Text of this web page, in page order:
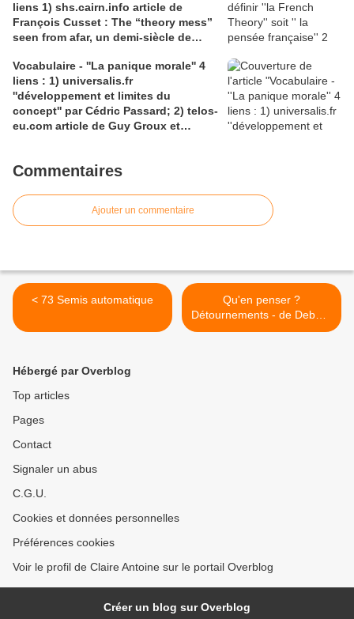
liens 1) shs.cairn.info article de
François Cusset : The “theory mess”
seen from afar, un demi-siècle de
tracts.gallimard.fr ''La haine de
l'émancipation...'', François Cusset
Vocabulaire - ''La panique morale'' 4
liens : 1) universalis.fr
''développement et limites du
concept'' par Cédric Passard; 2) telos-
eu.com article de Guy Groux et
pour le compte rendu d'Arnaud
''la panique morale'';4) shs.cairn.info,
Pierre De Visscher : ''Craintes, peurs,
Commentaires
Ajouter un commentaire
< 73 Semis automatique
Qu'en penser ?
Détournements - de Debord
et Wolman à Attali Extraits
Hébergé par Overblog
Top articles
Pages
Contact
Signaler un abus
C.G.U.
Cookies et données personnelles
Préférences cookies
Voir le profil de Claire Antoine sur le portail Overblog
Créer un blog sur Overblog